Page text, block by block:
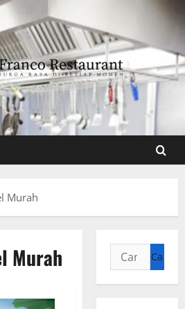
Murah
Murah
Cari
untuk: